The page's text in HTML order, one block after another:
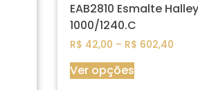
EAB2810 Esmalte
1000/1240.C
R$ 42,00 – R$ 602,40
Ver opções